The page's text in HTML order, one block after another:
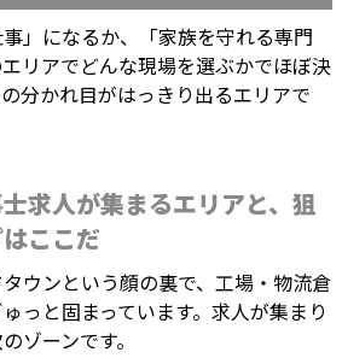
事」になるか、「家族を守れる専門
リアでどんな現場を選ぶかでほぼ決
分かれ目がはっきり出るエリアで
求人が集まるエリアと、狙
ここだ
ウンという顔の裏で、工場・物流倉
っと固まっています。求人が集まり
ゾーンです。